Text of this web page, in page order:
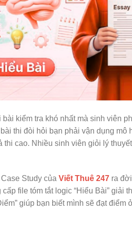
kiểm tra khó nhất mà sinh viên
thi đòi hỏi bạn phải vận dụng
thi cao. Nhiều sinh viên giỏi lý
Case Study của Viết Thuê 247 ra
file tóm tắt logic “Hiểu Bài”
giúp bạn biết mình sẽ đạt